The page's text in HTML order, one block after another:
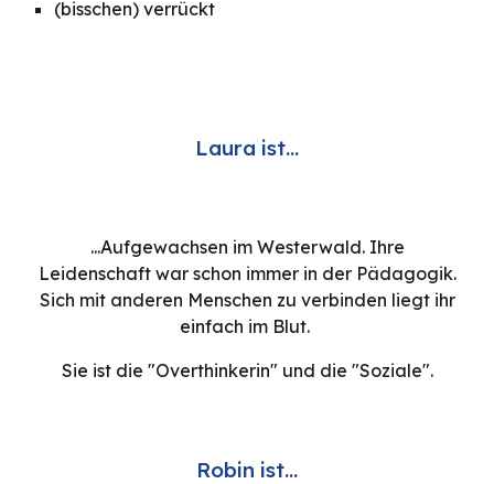
(bisschen) verrückt
Laura ist...
...Aufgewachsen im Westerwald. Ihre
Leidenschaft war schon immer in der Pädagogik.
Sich mit anderen Menschen zu verbinden liegt ihr
einfach im Blut.
Sie ist die "Overthinkerin" und die "Soziale".
Robin ist...